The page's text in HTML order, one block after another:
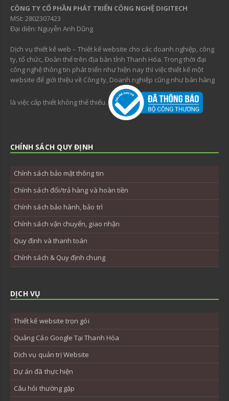
CÔNG TY CỔ PHẦN PHÁT TRIỂN CÔNG NGHỆ DIGITECH
MSt: 2802307423
Đại diện: Nguyễn Anh Dũng
Dịch vụ thiết kế web – Thiết kế website cho các doanh nghiệp, công
ty, tổ chức, Đoàn thể trên địa bàn tỉnh Thanh Hóa. Trong thời đại
công nghệ thông tin phát triển như hiện nay thì việc thiết kế một
website để giới thiệu về Công ty, Doanh nghiệp cũng như bán hàng
là việc cấp thiết không thể thiếu.
CHÍNH SÁCH QUY ĐỊNH
Chính sách bảo mật thông tin
Chính sách đổi/trả hàng và hoàn tiền
Chính sách bảo hành, bảo trì
Chính sách vận chuyển, giao nhận
Quy định và thanh toán
Chính sách & Quy định chung
DỊCH VỤ
Thiết kế website trọn gói
Quảng Cáo Google Tại Thanh Hóa
Dịch vụ quản trị Website
Dự án đã thực hiện
Câu hỏi thường gặp